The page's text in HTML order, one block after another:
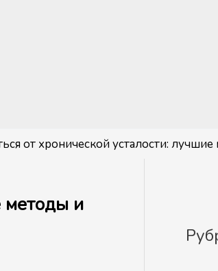
от хронической усталости:
методы и